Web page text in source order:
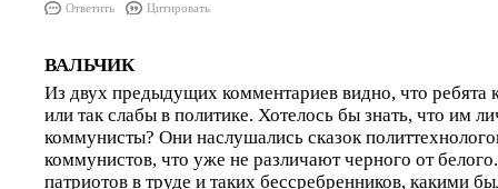
Ответить Цитировать
ВАЛЬЧИК
Из двух предыдущих комментариев видно, что ребята
или так слабы в политике. Хотелось бы знать, что им
коммунисты? Они наслушались сказок
коммунистов, что уже не различают черного от
патриотов в труде и таких бессребренников, какими